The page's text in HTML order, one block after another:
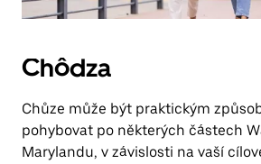
Chôdza
Chůze může být praktickým
pohybovat po některých částech
Marylandu, v závislosti na vaší